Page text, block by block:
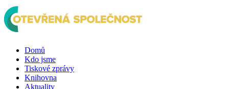
Domů
Kdo jsme
Tiskové zprávy
Knihovna
Aktuality